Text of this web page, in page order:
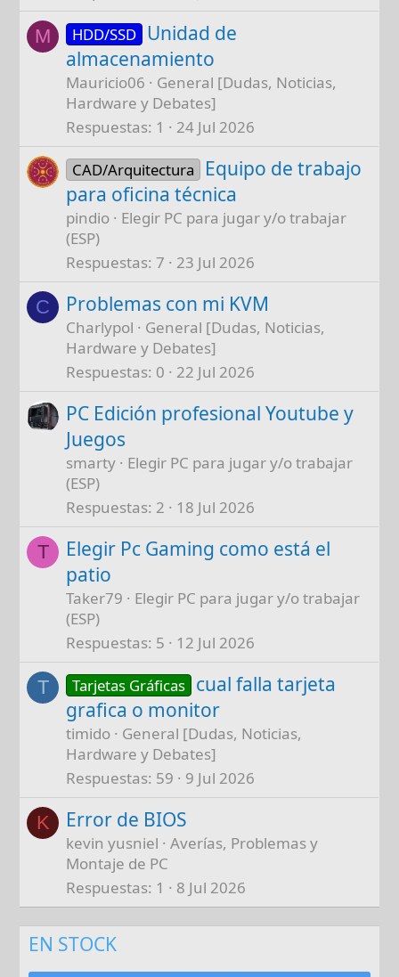
M HDD/SSD Unidad de
almacenamiento
Mauricio06
General [Dudas, Noticias,
Hardware y Debates]
Respuestas 1 24 Jul 2026
CAD/Arquitectura
Equipo de trabajo
para oficina técnica
pindio
Elegir PC para jugar y/o trabajar
(ESP)
Respuestas 7 23 Jul 2026
C Problemas con mi KVM
Charlypol
General [Dudas, Noticias,
Hardware y Debates]
Respuestas 0 22 Jul 2026
PC Edición profesional Youtube y
Juegos
smarty
Elegir PC para jugar y/o trabajar
(ESP)
Respuestas 2 18 Jul 2026
T
Elegir Pc Gaming como está el
patio
Taker79
Elegir PC para jugar y/o trabajar
(ESP)
Respuestas 5 12 Jul 2026
T Tarjetas Gráficas cual falla tarjeta
grafica o monitor
timido
General [Dudas, Noticias,
Hardware y Debates]
Respuestas 59 9 Jul 2026
K Error de BIOS
kevin yusniel
Averías, Problemas y
Montaje de PC
Respuestas 1 8 Jul 2026
EN STOCK